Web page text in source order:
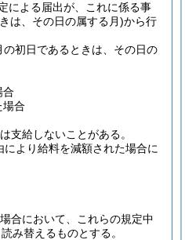
による届出が、これに係る事
は、その日の属する月)から行
の初日であるときは、その日の
合
場合
支給しないことがある。
により給料を減額された場合に
合において、これらの規定中
み替えるものとする。